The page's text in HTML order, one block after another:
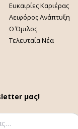
Ευκαιρίες Καριέρας
Αειφόρος Ανάπτυξη
Ο Όμιλος
Τελευταία Νέα
μας!